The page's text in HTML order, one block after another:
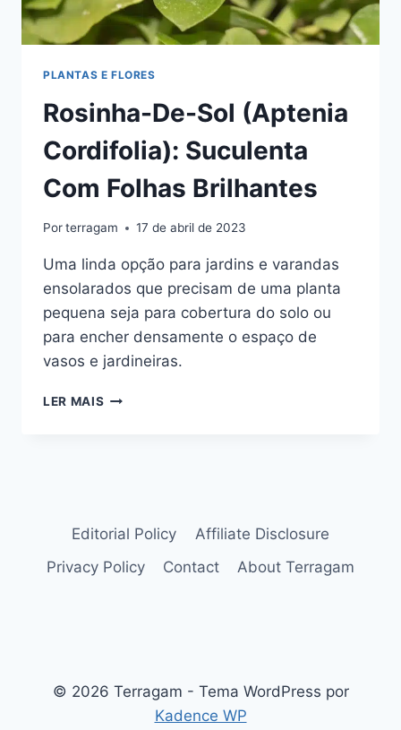
PLANTAS E FLORES
Rosinha-De-Sol (Aptenia
Cordifolia): Suculenta
Com Folhas Brilhantes
Porterragam 17 de abril de 2023
Uma linda opção para jardins e varandas
ensolarados que precisam de uma planta
pequena seja para cobertura do solo ou
para encher densamente o espaço de
vasos e jardineiras.
LER MAIS ROSINHA-
FOLHAS
BRILHANTES
Editorial Policy
Affiliate Disclosure
Privacy Policy
Contact About Terragam
© 2026 Terragam - Tema WordPress por
Kadence WP